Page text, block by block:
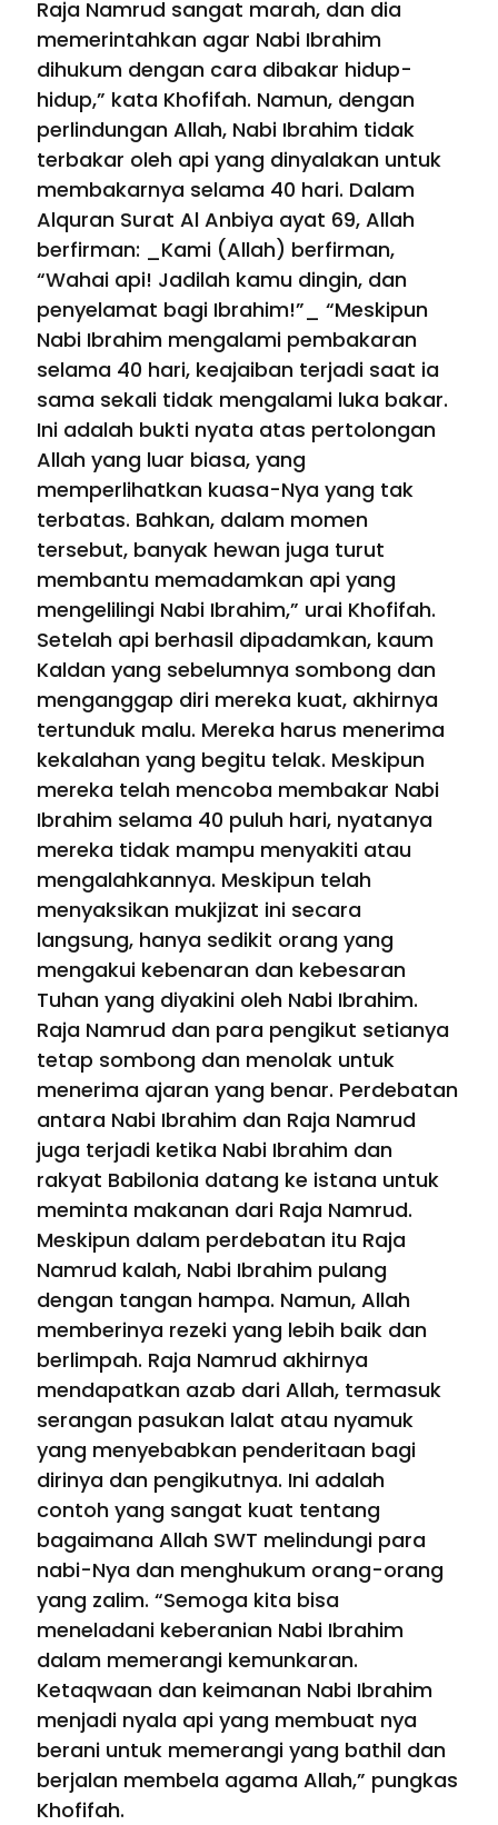
Raja Namrud sangat marah, dan dia
memerintahkan agar Nabi Ibrahim
dihukum dengan cara dibakar hidup-
hidup,” kata Khofifah. Namun, dengan
perlindungan Allah, Nabi Ibrahim tidak
terbakar oleh api yang dinyalakan untuk
membakarnya selama 40 hari. Dalam
Alquran Surat Al Anbiya ayat 69, Allah
berfirman: _Kami (Allah) berfirman,
“Wahai api! Jadilah kamu dingin, dan
penyelamat bagi Ibrahim!”_ “Meskipun
Nabi Ibrahim mengalami pembakaran
selama 40 hari, keajaiban terjadi saat ia
sama sekali tidak mengalami luka bakar.
Ini adalah bukti nyata atas pertolongan
Allah yang luar biasa, yang
memperlihatkan kuasa-Nya yang tak
terbatas. Bahkan, dalam momen
tersebut, banyak hewan juga turut
membantu memadamkan api yang
mengelilingi Nabi Ibrahim,” urai Khofifah.
Setelah api berhasil dipadamkan, kaum
Kaldan yang sebelumnya sombong dan
menganggap diri mereka kuat, akhirnya
tertunduk malu. Mereka harus menerima
kekalahan yang begitu telak. Meskipun
mereka telah mencoba membakar Nabi
Ibrahim selama 40 puluh hari, nyatanya
mereka tidak mampu menyakiti atau
mengalahkannya. Meskipun telah
menyaksikan mukjizat ini secara
langsung, hanya sedikit orang yang
mengakui kebenaran dan kebesaran
Tuhan yang diyakini oleh Nabi Ibrahim.
Raja Namrud dan para pengikut setianya
tetap sombong dan menolak untuk
menerima ajaran yang benar. Perdebatan
antara Nabi Ibrahim dan Raja Namrud
juga terjadi ketika Nabi Ibrahim dan
rakyat Babilonia datang ke istana untuk
meminta makanan dari Raja Namrud.
Meskipun dalam perdebatan itu Raja
Namrud kalah, Nabi Ibrahim pulang
dengan tangan hampa. Namun, Allah
memberinya rezeki yang lebih baik dan
berlimpah. Raja Namrud akhirnya
mendapatkan azab dari Allah, termasuk
serangan pasukan lalat atau nyamuk
yang menyebabkan penderitaan bagi
dirinya dan pengikutnya. Ini adalah
contoh yang sangat kuat tentang
bagaimana Allah SWT melindungi para
nabi-Nya dan menghukum orang-orang
yang zalim. “Semoga kita bisa
meneladani keberanian Nabi Ibrahim
dalam memerangi kemunkaran.
Ketaqwaan dan keimanan Nabi Ibrahim
menjadi nyala api yang membuat nya
berani untuk memerangi yang bathil dan
berjalan membela agama Allah,” pungkas
Khofifah.